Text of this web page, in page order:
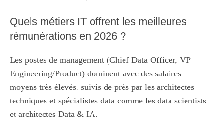
Quels métiers IT offrent les meilleures
rémunérations en 2026 ?
Les postes de management (Chief Data Officer, VP
Engineering/Product) dominent avec des salaires
moyens très élevés, suivis de près par les architectes
techniques et spécialistes data comme les data scientists
et architectes Data & IA.